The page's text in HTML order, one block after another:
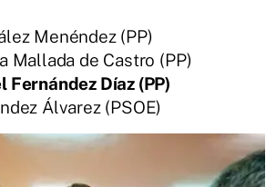
Menéndez (PP)
Mallada de Castro (PP)
Fernández Díaz (PP)
Álvarez (PSOE)